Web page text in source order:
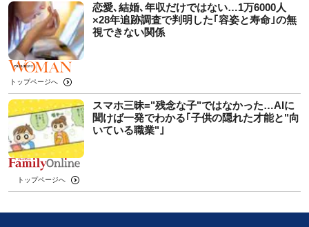
恋愛､結婚､年収だけではない…1万6000人
×28年追跡調査で判明した｢容姿と寿命｣の無
視できない関係
トップページへ
スマホ三昧="残念な子"ではなかった…AIに
聞けば一発でわかる｢子供の隠れた才能と"向
いている職業"｣
トップページへ